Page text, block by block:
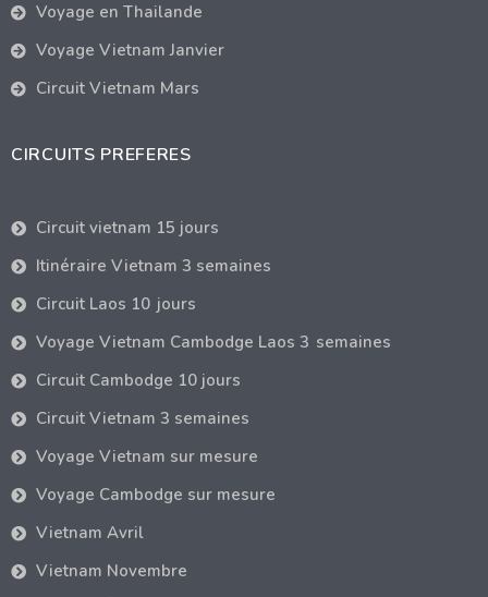
Voyage en Thailande
Voyage Vietnam Janvier
Circuit Vietnam Mars
CIRCUITS PREFERES
Circuit vietnam 15 jours
Itinéraire Vietnam 3 semaines
Circuit Laos 10 jours
Voyage Vietnam Cambodge Laos 3 semaines
Circuit Cambodge 10 jours
Circuit Vietnam 3 semaines
Voyage Vietnam sur mesure
Voyage Cambodge sur mesure
Vietnam Avril
Vietnam Novembre